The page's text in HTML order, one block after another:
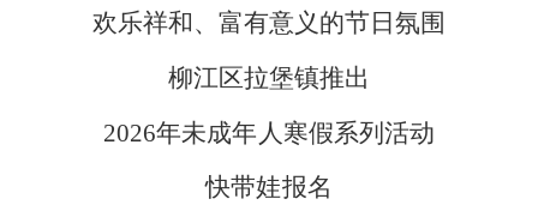
欢乐祥和、富有意义的节日氛围
柳江区拉堡镇推出
2026年未成年人寒假系列活动
快带娃报名